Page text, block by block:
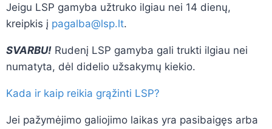
Jeigu LSP gamyba užtruko ilgiau nei 14 dienų,
kreipkis į pagalba@lsp.lt.
SVARBU! Rudenį LSP gamyba gali trukti ilgiau nei
numatyta, dėl didelio užsakymų kiekio.
Kada ir kaip reikia grąžinti LSP?
Jei pažymėjimo galiojimo laikas yra pasibaigęs arba